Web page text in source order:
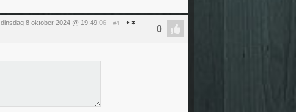
dinsdag 8 oktober 2024 @ 19:49:06 #4